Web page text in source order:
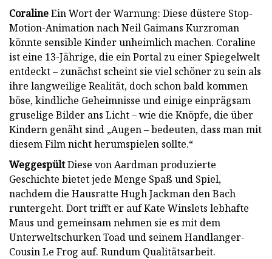
CoralineEin Wort der Warnung: Diese düstere Stop-
Motion-Animation nach Neil Gaimans Kurzroman
könnte sensible Kinder unheimlich machen. Coraline
ist eine 13-Jährige, die ein Portal zu einer Spiegelwelt
entdeckt – zunächst scheint sie viel schöner zu sein als
ihre langweilige Realität, doch schon bald kommen
böse, kindliche Geheimnisse und einige einprägsam
gruselige Bilder ans Licht – wie die Knöpfe, die über
Kindern genäht sind „Augen – bedeuten, dass man mit
diesem Film nicht herumspielen sollte.“
WeggespültDiese von Aardman produzierte
Geschichte bietet jede Menge Spaß und Spiel,
nachdem die Hausratte Hugh Jackman den Bach
runtergeht. Dort trifft er auf Kate Winslets lebhafte
Maus und gemeinsam nehmen sie es mit dem
Unterweltschurken Toad und seinem Handlanger-
Cousin Le Frog auf. Rundum Qualitätsarbeit.